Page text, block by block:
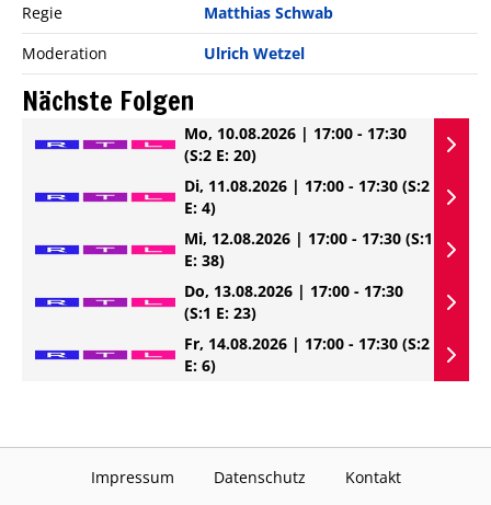
Regie
Matthias Schwab
Moderation
Ulrich Wetzel
Nächste Folgen
Mo, 10.08.2026 | 17:00 - 17:30
(S:2 E: 20)
Di, 11.08.2026 | 17:00 - 17:30 (S:2
E: 4)
Mi, 12.08.2026 | 17:00 - 17:30 (S:1
E: 38)
Do, 13.08.2026 | 17:00 - 17:30
(S:1 E: 23)
Fr, 14.08.2026 | 17:00 - 17:30 (S:2
E: 6)
Impressum Datenschutz Kontakt